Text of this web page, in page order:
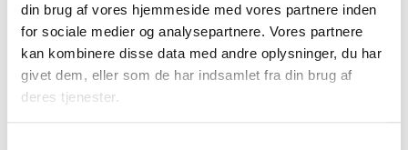
din brug af vores hjemmeside med vores partnere inden
for sociale medier og analysepartnere. Vores partnere
kan kombinere disse data med andre oplysninger, du har
givet dem, eller som de har indsamlet fra din brug af
deres tjenester.
08. juni 2026
BL INFORMERER
Ansvar for nødforsyning i plejeboliger ved
forsyningssvigt